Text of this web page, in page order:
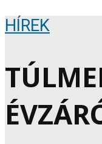
HÍREK